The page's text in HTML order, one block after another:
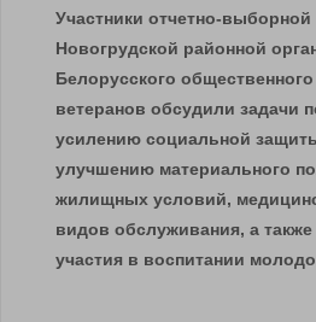
Участники отчетно-
Новогрудской районной
Белорусского
ветеранов обсудили задачи
усилению социальной
улучшению материального
жилищных условий,
видов обслуживания, а также
участия в воспитании